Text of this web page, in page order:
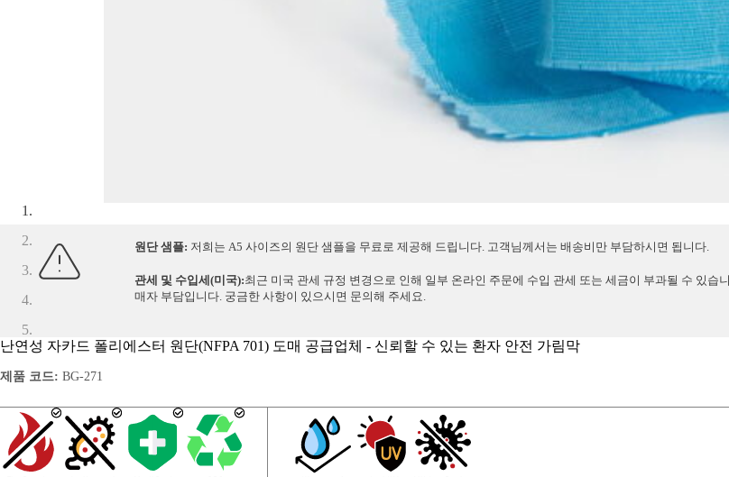
원단 샘플: 저희는 A5 사이즈의 원단 샘플을 무료로 제공해 드립니다. 고객님께서는 배송비만 부담하시면 됩니다.
관세 및 수입세(미국):최근 미국 관세 규정 변경으로 인해 일부 온라인 주문에 수입 관세 또는 세금이 부과될 수 있
매자 부담입니다. 궁금한 사항이 있으시면 문의해 주세요.
난연성 자카드 폴리에스터 원단(NFPA 701) 도매 공급업체 - 신뢰할 수 있는 환자 안전 가림막
제품 코드: BG-271